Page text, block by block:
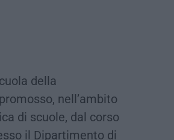
della
nell’ambito
di scuole, dal corso
il Dipartimento di